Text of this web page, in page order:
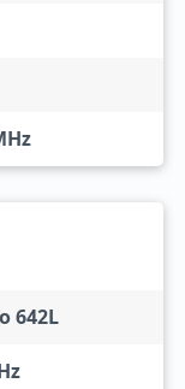
642L